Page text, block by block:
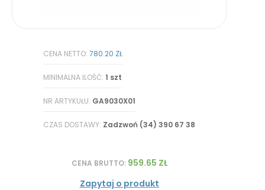
CENA NETTO:780.20 ZŁ
MINIMALNA ILOŚĆ:1 szt
NR ARTYKUŁU: GA9030X01
CZAS DOSTAWY: Zadzwoń (34) 390 67 38
CENA BRUTTO: 959.65 ZŁ
Zapytaj o produkt